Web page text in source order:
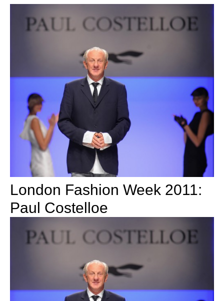
London Fashion Week 2011:
Paul Costelloe